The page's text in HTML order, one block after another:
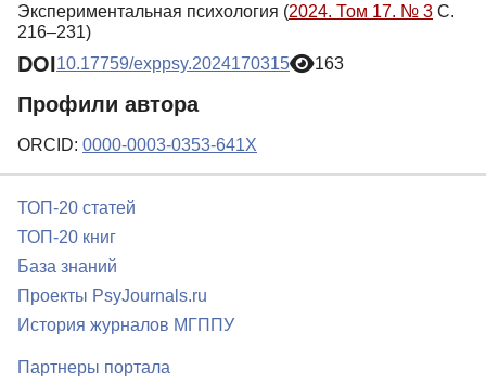
Экспериментальная психология (2024. Том 17. № 3 С.
216–231)
DOI10.17759/exppsy.2024170315 163
Профили автора
ORCID: 0000-0003-0353-641X
ТОП-20 статей
ТОП-20 книг
База знаний
Проекты PsyJournals.ru
История журналов МГППУ
Партнеры портала